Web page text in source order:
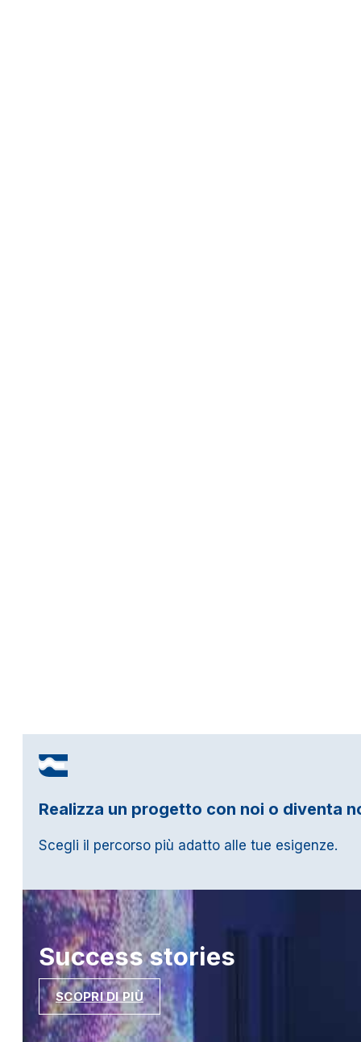
Realizza un progetto con noi o diventa
Scegli il percorso più adatto alle tue esigenze.
Successstories
SCOPRI DI PIÙ